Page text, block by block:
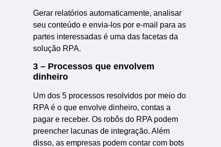
Gerar relatórios automaticamente, analisar
seu conteúdo e envia-los por e-mail para as
partes interessadas é uma das facetas da
solução RPA.
3 – Processos que envolvem
dinheiro
Um dos 5 processos resolvidos por meio do
RPA é o que envolve dinheiro, contas a
pagar e receber. Os robôs do RPA podem
preencher lacunas de integração. Além
disso, as empresas podem contar com bots